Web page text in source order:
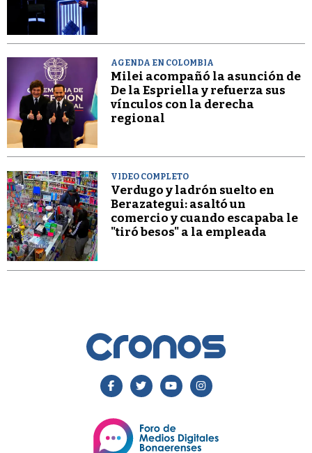
AGENDA EN COLOMBIA
Milei acompañó la asunción de
De la Espriella y refuerza sus
vínculos con la derecha
regional
VIDEO COMPLETO
Verdugo y ladrón suelto en
Berazategui: asaltó un
comercio y cuando escapaba le
"tiró besos" a la empleada